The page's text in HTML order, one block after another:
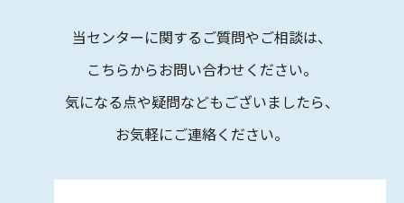
当センターに関するご質問やご相談は、
こちらからお問い合わせください。
気になる点や疑問などもございましたら、
お気軽にご連絡ください。